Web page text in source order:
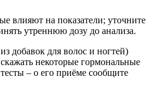
влияют на показатели; уточните
утреннюю дозу до анализа.
добавок для волос и ногтей)
некоторые гормональные
– о его приёме сообщите